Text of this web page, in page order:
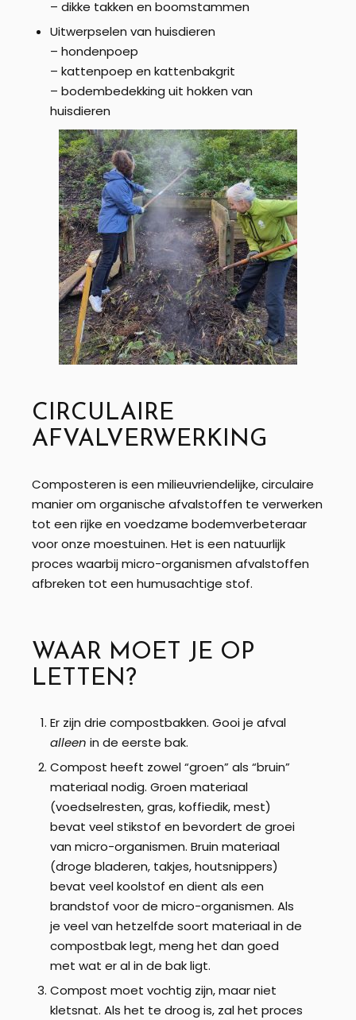
– dikke takken en boomstammen
Uitwerpselen van huisdieren
– hondenpoep
– kattenpoep en kattenbakgrit
– bodembedekking uit hokken van
huisdieren
CIRCULAIRE
AFVALVERWERKING
Composteren is een milieuvriendelijke, circulaire
manier om organische afvalstoffen te verwerken
tot een rijke en voedzame bodemverbeteraar
voor onze moestuinen. Het is een natuurlijk
proces waarbij micro-organismen afvalstoffen
afbreken tot een humusachtige stof.
WAAR MOET JE OP
LETTEN?
Er zijn drie compostbakken. Gooi je afval
alleen in de eerste bak.
Compost heeft zowel “groen” als “bruin”
materiaal nodig. Groen materiaal
(voedselresten, gras, koffiedik, mest)
bevat veel stikstof en bevordert de groei
van micro-organismen. Bruin materiaal
(droge bladeren, takjes, houtsnippers)
bevat veel koolstof en dient als een
brandstof voor de micro-organismen. Als
je veel van hetzelfde soort materiaal in de
compostbak legt, meng het dan goed
met wat er al in de bak ligt.
Compost moet vochtig zijn, maar niet
kletsnat. Als het te droog is, zal het proces